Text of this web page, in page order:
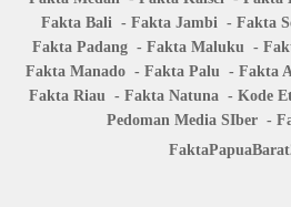
Fakta Bali
Fakta Jambi Fakta
Fakta Padang
Fakta Maluku
Fakta Manado
Fakta Palu Fakta
Fakta Riau
Fakta Natuna Kode
Pedoman Media SIber